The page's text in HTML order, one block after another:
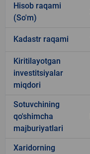
Hisob raqami
(So'm)
Kadastr raqami
Kiritilayotgan
investitsiyalar
miqdori
Sotuvchining
qo'shimcha
majburiyatlari
Xaridorning